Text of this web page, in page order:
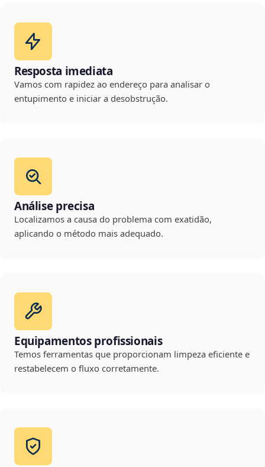
Resposta imediata
Vamos com rapidez ao endereço para analisar o
entupimento e iniciar a desobstrução.
Análise precisa
Localizamos a causa do problema com exatidão,
aplicando o método mais adequado.
Equipamentos profissionais
Temos ferramentas que proporcionam limpeza eficiente e
restabelecem o fluxo corretamente.